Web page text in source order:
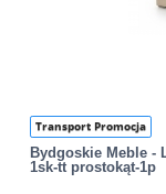
Transport Promocja
Bydgoskie Meble -
1sk-tt prostokąt-1p